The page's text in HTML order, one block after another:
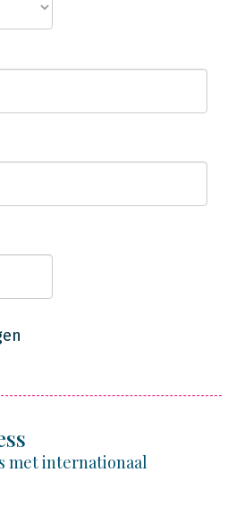
met internationaal